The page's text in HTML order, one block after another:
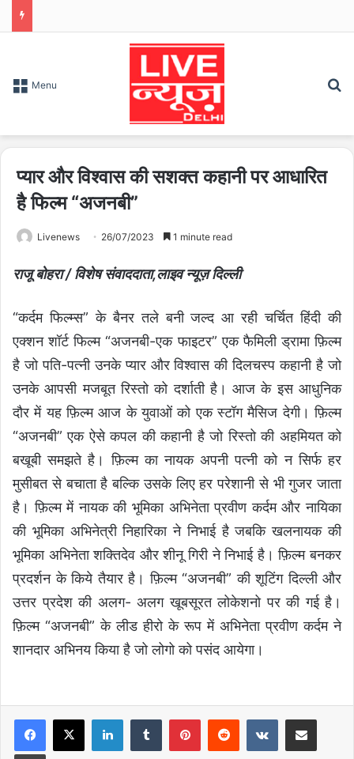
Menu
प्यार और विश्वास की सशक्त कहानी पर आधारित
है फिल्म “अजनबी”
Livenews 26/07/2023 1 minute read
राजू बोहरा / विशेष संवाददाता,लाइव न्यूज़ दिल्ली
“कर्दम फिल्म्स” के बैनर तले बनी जल्द आ रही चर्चित हिंदी की
एक्शन शॉर्ट फिल्म “अजनबी-एक फाइटर” एक फैमिली ड्रामा फ़िल्म
है जो पति-पत्नी उनके प्यार और विश्वास की दिलचस्प कहानी है जो
उनके आपसी मजबूत रिस्तो को दर्शाती है। आज के इस आधुनिक
दौर में यह फ़िल्म आज के युवाओं को एक स्टॉग मैसिज देगी। फ़िल्म
“अजनबी” एक ऐसे कपल की कहानी है जो रिस्तो की अहमियत को
बखूबी समझते है। फ़िल्म का नायक अपनी पत्नी को न सिर्फ हर
मुसीबत से बचाता है बल्कि उसके लिए हर परेशानी से भी गुजर जाता
है। फ़िल्म में नायक की भूमिका अभिनेता प्रवीण कर्दम और नायिका
की भूमिका अभिनेत्री निहारिका ने निभाई है जबकि खलनायक की
भूमिका अभिनेता शक्तिदेव और शीनू गिरी ने निभाई है। फ़िल्म बनकर
प्रदर्शन के किये तैयार है। फ़िल्म “अजनबी” की शूटिंग दिल्ली और
उत्तर प्रदेश की अलग- अलग खूबसूरत लोकेशनो पर की गई है।
फ़िल्म “अजनबी” के लीड हीरो के रूप में अभिनेता प्रवीण कर्दम ने
शानदार अभिनय किया है जो लोगो को पसंद आयेगा।